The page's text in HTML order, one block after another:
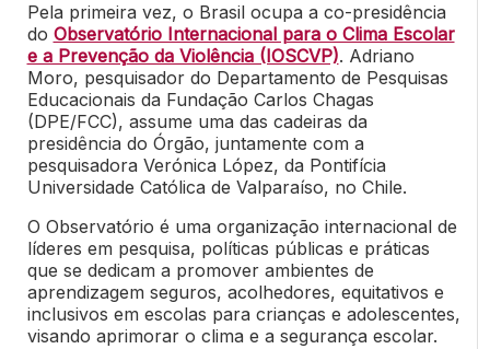
Pela primeira vez, o Brasil ocupa a co-presidência
do Observatório Internacional para o Clima Escolar
e a Prevenção da Violência (IOSCVP). Adriano
Moro, pesquisador do Departamento de Pesquisas
Educacionais da Fundação Carlos Chagas
(DPE/FCC), assume uma das cadeiras da
presidência do Órgão, juntamente com a
pesquisadora Verónica López, da Pontifícia
Universidade Católica de Valparaíso, no Chile.
O Observatório é uma organização internacional de
líderes em pesquisa, políticas públicas e práticas
que se dedicam a promover ambientes de
aprendizagem seguros, acolhedores, equitativos e
inclusivos em escolas para crianças e adolescentes,
visando aprimorar o clima e a segurança escolar.